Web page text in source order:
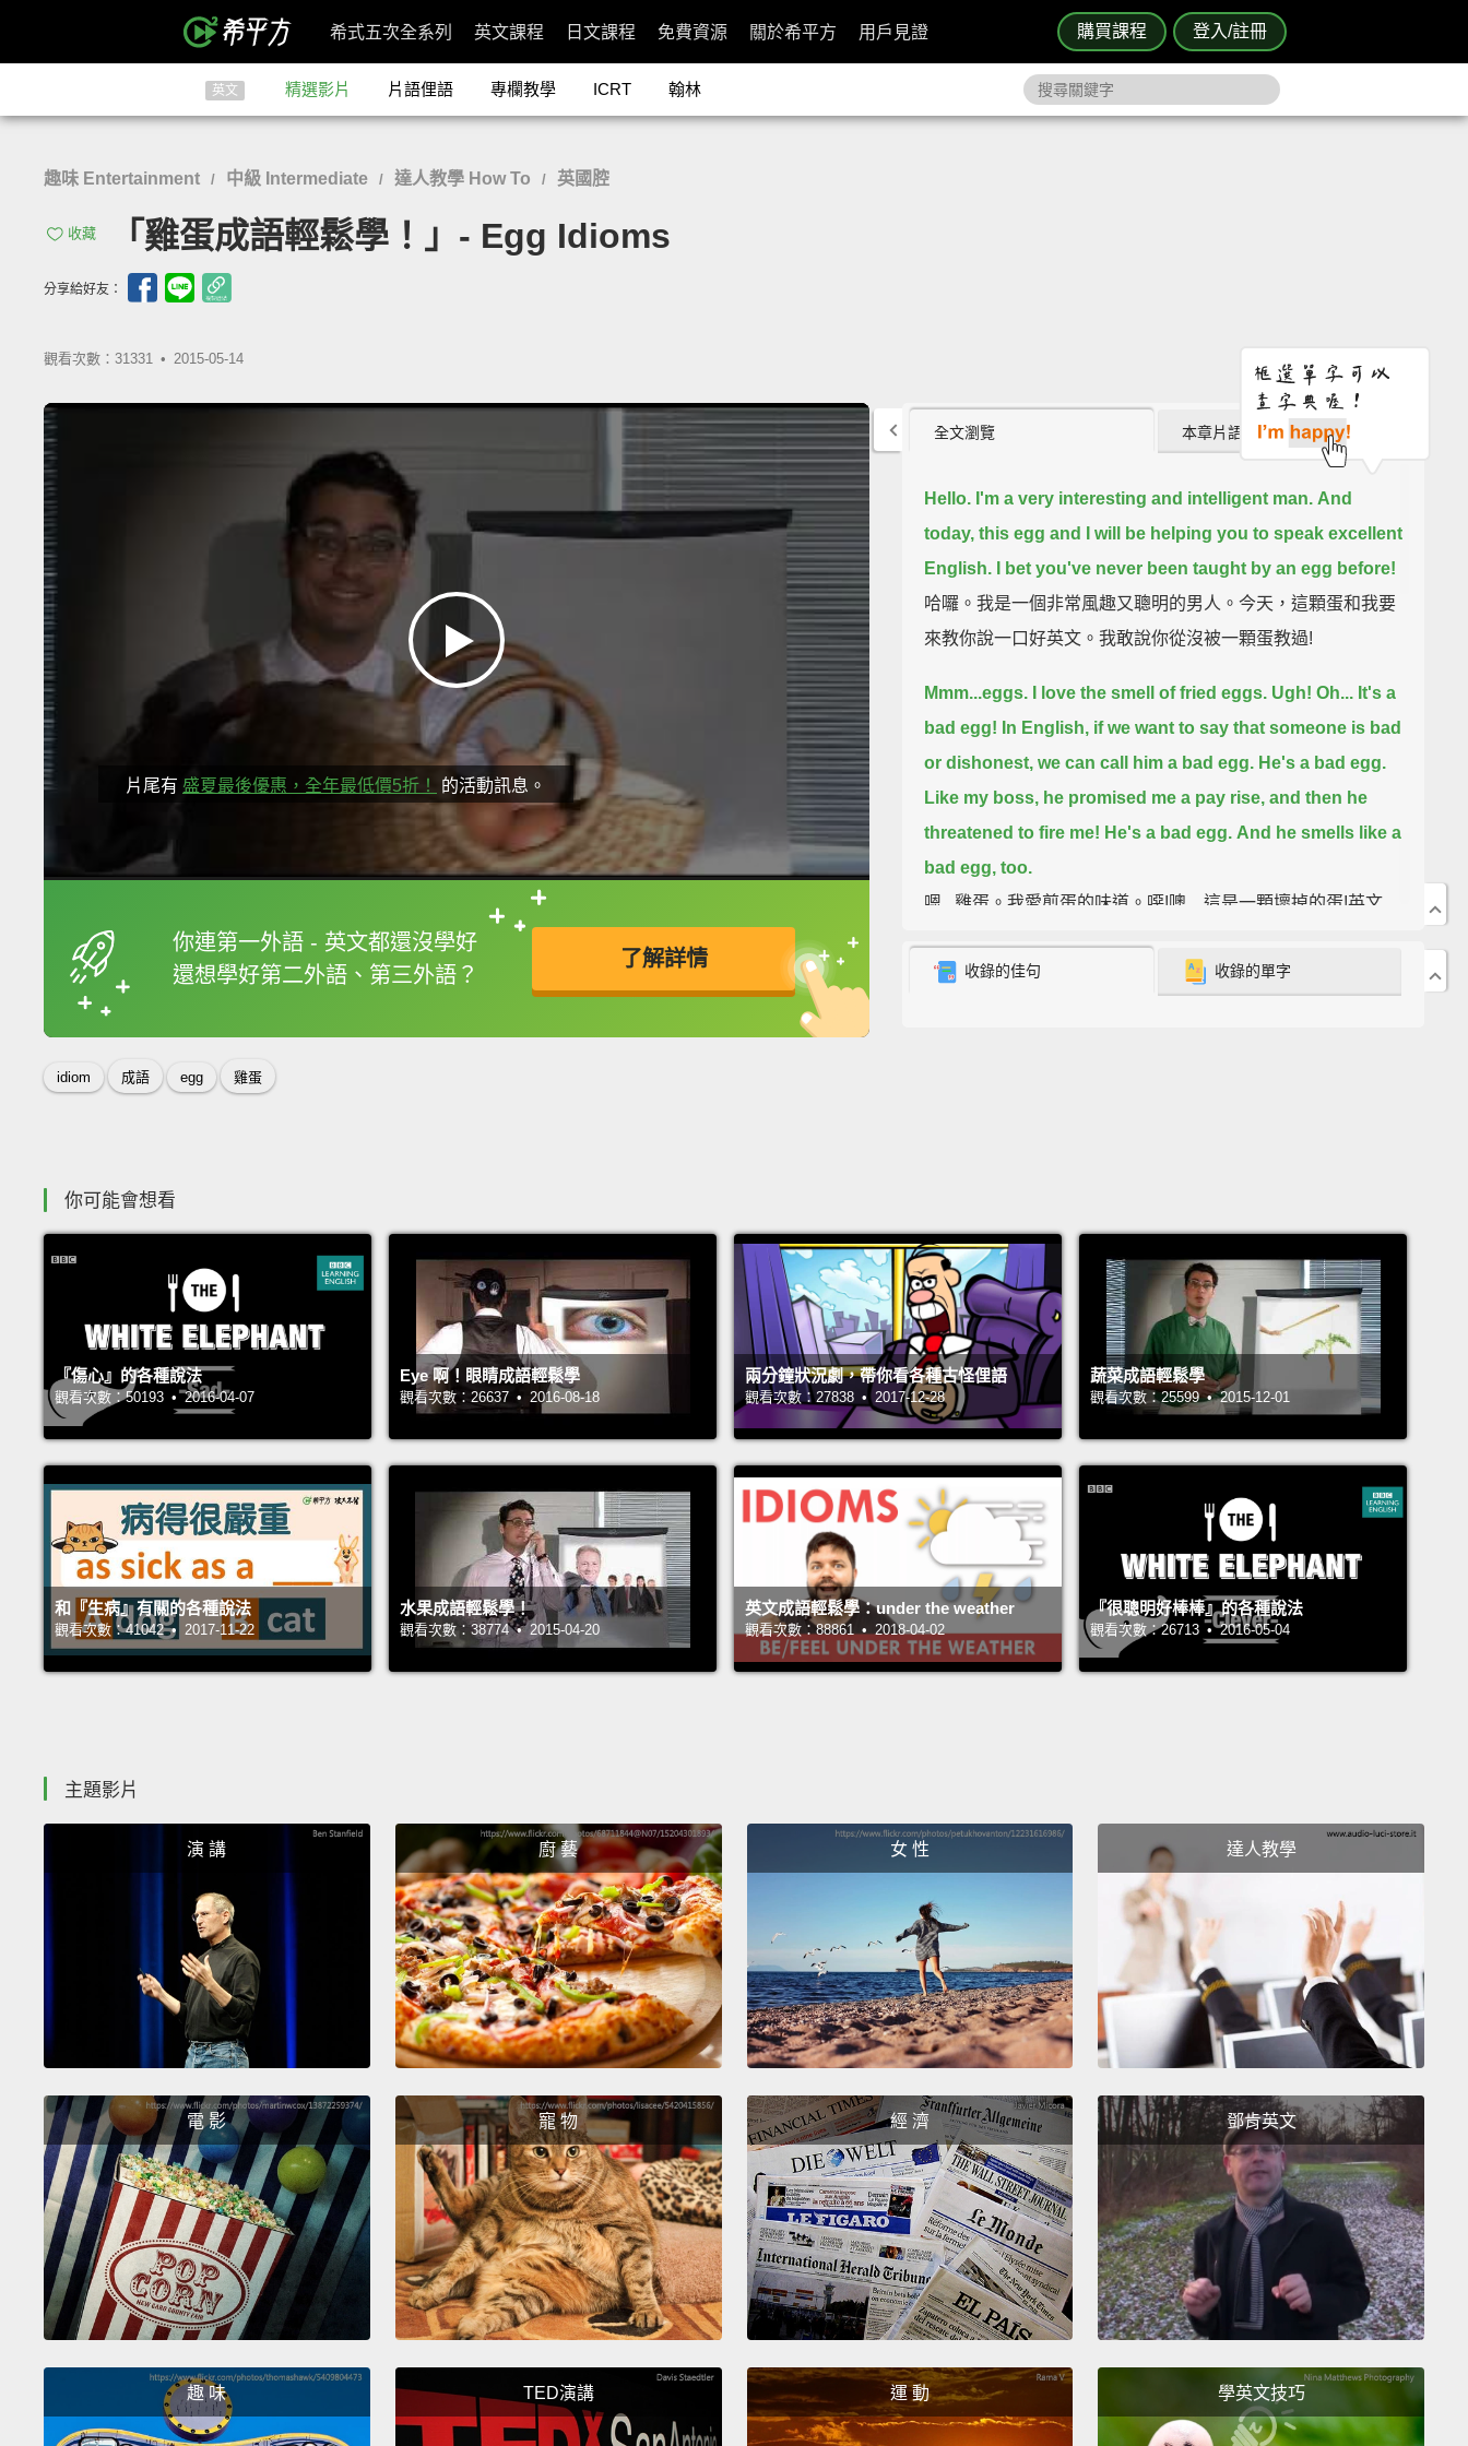
購買課程 登入/註冊
希式五次全系列 英文課程 日文課程 免費資源 關於希平方 用戶見證
英文 精選影片 片語俚語 專欄教學 ICRT 翰林
趣味 Entertainment / 中級 Intermediate / 達人教學 How To / 英國腔
收藏 「雞蛋成語輕鬆學！」- Egg Idioms
分享給好友：
觀看次數：31331 • 2015-05-14
片尾有 盛夏最後優惠，全年最低價5折！ 的活動訊息。
你連第一外語 - 英文都還沒學好
還想學好第二外語、第三外語？
了解詳情
框選或點兩下字幕可以直接查字典喔！
英
idiom 成語 egg 雞蛋
全文瀏覽 本章片語 (0)
Hello. I'm a very interesting and intelligent man. And
today, this egg and I will be helping you to speak excellent
English.
I bet you've never been taught by an egg before!
哈囉。我是一個非常風趣又聰明的男人。今天，這顆蛋和我要
來教你說一口好英文。我敢說你從沒被一顆蛋教過!
Mmm...eggs. I love the smell of fried eggs. Ugh! Oh... It's a
bad egg! In English, if we want to say that someone is bad
or dishonest, we can call him a bad egg. He's a bad egg.
Like my boss, he promised me a pay rise, and then he
threatened to fire me! He's a bad egg. And he smells like a
bad egg, too.
嗯...雞蛋。我愛煎蛋的味道。噁!噢... 這是一顆壞掉的蛋!英文
蛋」。他是個壞蛋。就像我老闆，他答應我加薪，然後他威脅
basket." It means you should never rely on only one plan,
in case it goes wrong.
Don't put all your eggs in one
basket. Exactly.
你見過我的寵物兔兔 Ken 了嗎？他是隻非常明智的兔子。如你
所見，他沒有把他所有的蛋擺到同一個籃子裡。將你所有的蛋
擺到同一個籃子裡是非常蠢的。因為如果你把籃子弄掉了，你
就把所有的蛋都打破了。所以，英文中，我們說：「不要把你
所有的蛋放到同一個籃子裡。」這代表你永遠不該只靠一個計
畫，免得那計畫出差錯。不要把你所有的蛋放到同一個籃子
裡。完全沒錯。
Did you like that trick? The trouble is, if I get it wrong, I
can get egg on my face. In English, if someone makes a
mistake, which makes him look stupid, we can say, "He
文中，如果某人犯了個錯誤，一個讓他顯得很蠢的錯誤，我們
就可以說：「他出糗了。」他出糗了。幸好，我從不出包的。
唉啊!看來我糗大了。
收錄的佳句 收錄的單字
你可能會想看
『傷心』的各種說法
觀看次數：50193 • 2016-04-07
Eye 啊！眼睛成語輕鬆學
觀看次數：26637 • 2016-08-18
兩分鐘狀況劇，帶你看各種古怪俚語
觀看次數：27838 • 2017-12-28
蔬菜成語輕鬆學
觀看次數：25599 • 2015-12-01
和『生病』有關的各種說法
觀看次數：41042 • 2017-11-22
水果成語輕鬆學！
觀看次數：38774 • 2015-04-20
英文成語輕鬆學：under the weather
觀看次數：88861 • 2018-04-02
『很聰明好棒棒』的各種說法
觀看次數：26713 • 2016-05-04
主題影片
演 講 廚 藝 女 性 達人教學
電 影 寵 物 經 濟 鄧肯英文
趣 味 TED演講 運 動 學英文技巧